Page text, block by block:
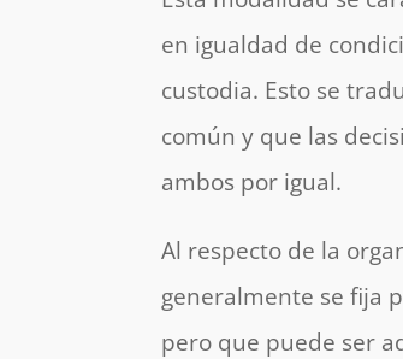
en igualdad de
custodia. Esto se
común y que las
ambos por igual.
Al respecto de la
generalmente se fija
pero que puede ser